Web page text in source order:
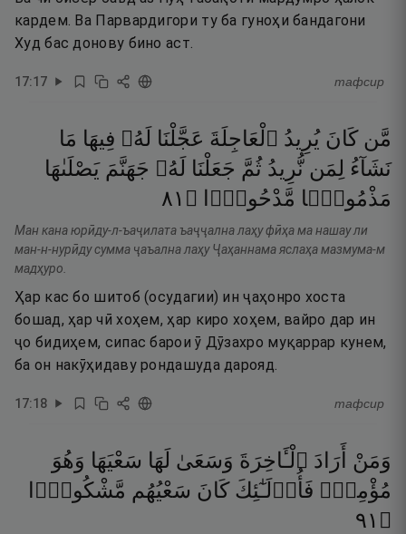
кардем. Ва Парвардигори ту ба гуноҳи бандагони
Худ бас донову бино аст.
17:17 тафсир
مَّن كَانَ يُرِيدُ ٱلْعَاجِلَةَ عَجَّلْنَا لَهُۥ فِيهَا مَا
نَشَآءُ لِمَن نُّرِيدُ ثُمَّ جَعَلْنَا لَهُۥ جَهَنَّمَ يَصْلَىٰهَا
مَذْمُومًۭا مَّدْحُورًۭا ۝ ١٨
Ман кана юрӣду-л-ъаҷилата ъаҷҷална лаҳу фӣҳа ма нашау ли
ман-н-нурӣду сумма ҷаъална лаҳу Ҷаҳаннама яслаҳа мазмума-м
мадҳуро.
Ҳар кас бо шитоб (осудагии) ин ҷаҳонро хоста
бошад, ҳар чӣ хоҳем, ҳар киро хоҳем, вайро дар ин
ҷо бидиҳем, сипас барои ӯ Дӯзахро муқаррар кунем,
ба он накӯҳидаву рондашуда дарояд.
17:18 тафсир
وَمَنْ أَرَادَ ٱلْـَٔاخِرَةَ وَسَعَىٰ لَهَا سَعْيَهَا وَهُوَ
مُؤْمِنٌۭ فَأُو۟لَـٰٓئِكَ كَانَ سَعْيُهُم مَّشْكُورًۭا
۝ ١٩